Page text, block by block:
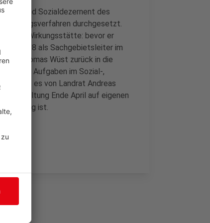
und Sozialdezernent des
durchgesetzt.
alte Wirkungsstätte: bevor er
2018 als Sachgebietsleiter im
Thomas Wüst zurück in die
Aufgaben im Sozial-,
heißt es von Landrat Andreas
Ende April auf eigenen
tätig ist.